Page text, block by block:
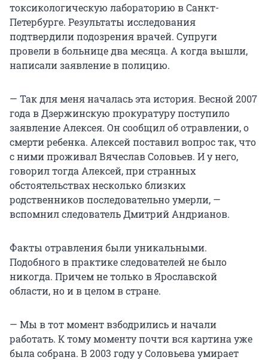
токсикологическую лабораторию в Санкт-
Петербурге. Результаты исследования
подтвердили подозрения врачей. Супруги
провели в больнице два месяца. А когда вышли,
написали заявление в полицию.
— Так для меня началась эта история. Весной 2007
года в Дзержинскую прокуратуру поступило
заявление Алексея. Он сообщил об отравлении, о
смерти ребенка. Алексей поставил вопрос так, что
с ними проживал Вячеслав Соловьев. И у него,
говорил тогда Алексей, при странных
обстоятельствах несколько близких
родственников последовательно умерли, —
вспомнил следователь Дмитрий Андрианов.
Факты отравления были уникальными.
Подобного в практике следователей не было
никогда. Причем не только в Ярославской
области, но и в целом в стране.
— Мы в тот момент взбодрились и начали
работать. К тому моменту почти вся картина уже
была собрана. В 2003 году у Соловьева умирает